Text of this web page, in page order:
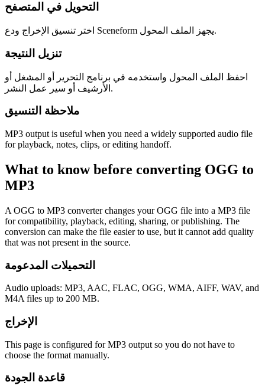
التحويل في المتصفح
اختر تنسيق الإخراج ودع Sceneform يجهز الملف المحول.
تنزيل النتيجة
احفظ الملف المحول واستخدمه في برنامج التحرير أو المشغل أو
الأرشيف أو سير عمل النشر.
ملاحظة التنسيق
MP3 output is useful when you need a widely supported audio file
for playback, notes, clips, or editing handoff.
What to know before converting OGG to
MP3
A OGG to MP3 converter changes your OGG file into a MP3 file
for compatibility, playback, editing, sharing, or publishing. The
conversion can make the file easier to use, but it cannot add quality
that was not present in the source.
التحميلات المدعومة
Audio uploads: MP3, AAC, FLAC, OGG, WMA, AIFF, WAV, and
M4A files up to 200 MB.
الإخراج
This page is configured for MP3 output so you do not have to
choose the format manually.
قاعدة الجودة